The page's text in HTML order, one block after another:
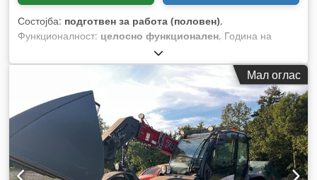
Состојба: подготвен за работа (половен),
Функционалност: целосно функционален, Година на
, работни часови:
(497,62 коњски сили), тип на гориво:дизел, максимална
, прва регистрација:
, следен
преглед (TÜV):07/2026 , димензија на задна гума:500/85
R24, број на машина/возило:YHG233775, Опрема:кабина,
клима уред, косачка за силовина, осветлување,
приклучок за приколка,
Мал оглас